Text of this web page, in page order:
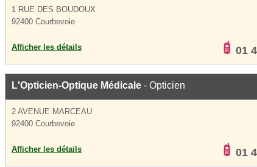
1 RUE DES BOUDOUX
92400 Courbevoie
Afficher les détails 01
L'Opticien-Optique Médicale - Opticien
2 AVENUE MARCEAU
92400 Courbevoie
Afficher les détails 01